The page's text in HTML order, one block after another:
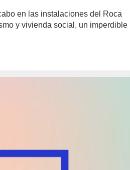
en las instalaciones del Roca
y vivienda social, un imperdible